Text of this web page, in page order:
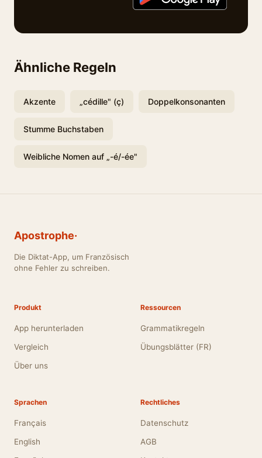
Ähnliche Regeln
Akzente „cédille" (ç) Doppelkonsonanten
Stumme Buchstaben
Weibliche Nomen auf „-é/-ée"
Apostrophe·
Die Diktat-App, um Französisch
ohne Fehler zu schreiben.
Produkt
App herunterladen
Vergleich
Über uns
Ressourcen
Grammatikregeln
Übungsblätter (FR)
Sprachen
Français
English
Rechtliches
Datenschutz
AGB